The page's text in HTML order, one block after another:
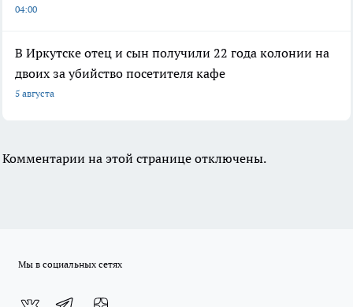
04:00
В Иркутске отец и сын получили 22 года колонии на
двоих за убийство посетителя кафе
5 августа
Комментарии на этой странице отключены.
Мы в социальных сетях